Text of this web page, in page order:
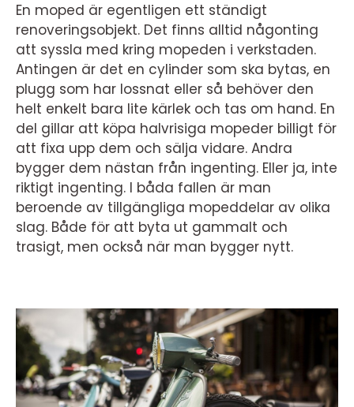
En moped är egentligen ett ständigt
renoveringsobjekt. Det finns alltid någonting
att syssla med kring mopeden i verkstaden.
Antingen är det en cylinder som ska bytas, en
plugg som har lossnat eller så behöver den
helt enkelt bara lite kärlek och tas om hand. En
del gillar att köpa halvrisiga mopeder billigt för
att fixa upp dem och sälja vidare. Andra
bygger dem nästan från ingenting. Eller ja, inte
riktigt ingenting. I båda fallen är man
beroende av tillgängliga mopeddelar av olika
slag. Både för att byta ut gammalt och
trasigt, men också när man bygger nytt.